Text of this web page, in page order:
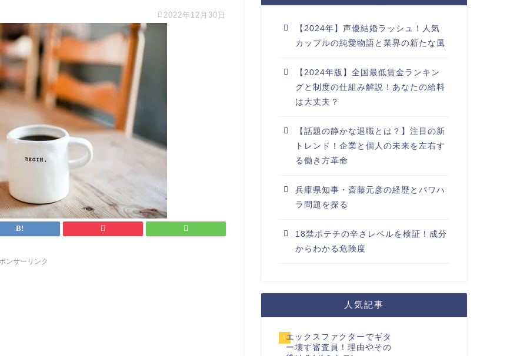
2022年12月30日
ンサーリンク
【2024年】声優結婚ラッシュ！人気
カップルの純愛物語と業界の新たな風
【2024年版】全国最低賃金ランキン
グと制度の仕組み解説！あなたの給料
は大丈夫？
【話題の静かな退職とは？】注目の新
トレンド！企業と個人の未来を左右す
る働き方革命
兵庫県知事・斎藤元彦の経歴とパワハ
ラ問題を探る
18禁ポテチの辛さレベルを検証！成分
からわかる危険度
人気記事
1 エックスファクターでギタ
ー壊す審査員！理由やその